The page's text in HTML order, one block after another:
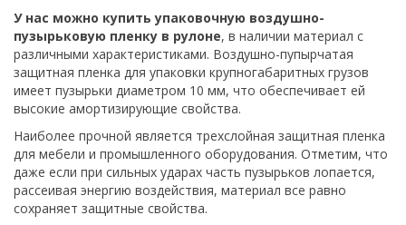
У нас можно купить упаковочную воздушно-
пузырьковую пленку в рулоне, в наличии материал с
различными характеристиками. Воздушно-пупырчатая
защитная пленка для упаковки крупногабаритных грузов
имеет пузырьки диаметром 10 мм, что обеспечивает ей
высокие амортизирующие свойства.
Наиболее прочной является трехслойная защитная пленка
для мебели и промышленного оборудования. Отметим, что
даже если при сильных ударах часть пузырьков лопается,
рассеивая энергию воздействия, материал все равно
сохраняет защитные свойства.